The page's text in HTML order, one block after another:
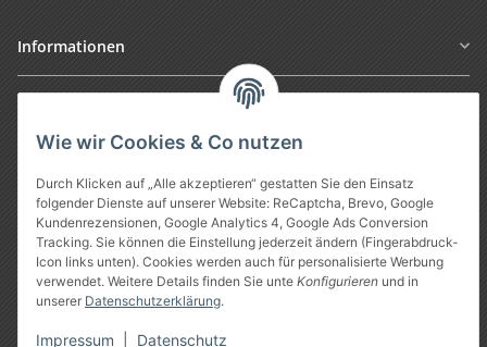
Wie wir Cookies & Co nutzen
Durch Klicken auf „Alle akzeptieren“ gestatten Sie den Einsatz
folgender Dienste auf unserer Website: ReCaptcha, Brevo, Google
Kundenrezensionen, Google Analytics 4, Google Ads Conversion
Tracking. Sie können die Einstellung jederzeit ändern (Fingerabdruck-
Icon links unten). Cookies werden auch für personalisierte Werbung
verwendet. Weitere Details finden Sie unte Konfigurieren und in
unserer Datenschutzerklärung.
Impressum Datenschutz
Informationen
Vertrag widerrufen